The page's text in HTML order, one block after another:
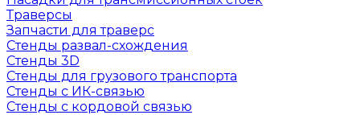
Траверсы
Запчасти для траверс
Стенды развал-схождения
Стенды 3D
Стенды для грузового транспорта
Стенды с ИК-связью
Стенды с кордовой связью